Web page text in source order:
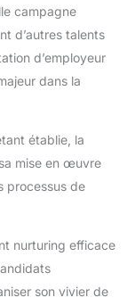
campagne
d’autres talents
d’employeur
dans la
établie, la
mise en œuvre
processus de
nurturing efficace
son vivier de